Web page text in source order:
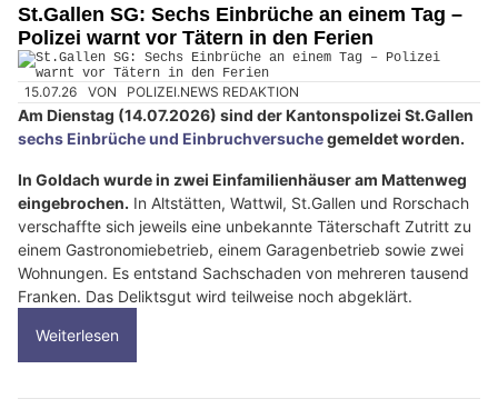
St.Gallen SG: Sechs Einbrüche an einem Tag –
Polizei warnt vor Tätern in den Ferien
15.07.26 VON POLIZEI.NEWS REDAKTION
Am Dienstag (14.07.2026) sind der Kantonspolizei St.Gallen
sechs Einbrüche und Einbruchversuchegemeldet worden.
In Goldach wurde in zwei Einfamilienhäuser am Mattenweg
eingebrochen. In Altstätten, Wattwil, St.Gallen und Rorschach
verschaffte sich jeweils eine unbekannte Täterschaft Zutritt zu
einem Gastronomiebetrieb, einem Garagenbetrieb sowie zwei
Wohnungen. Es entstand Sachschaden von mehreren tausend
Franken. Das Deliktsgut wird teilweise noch abgeklärt.
Weiterlesen